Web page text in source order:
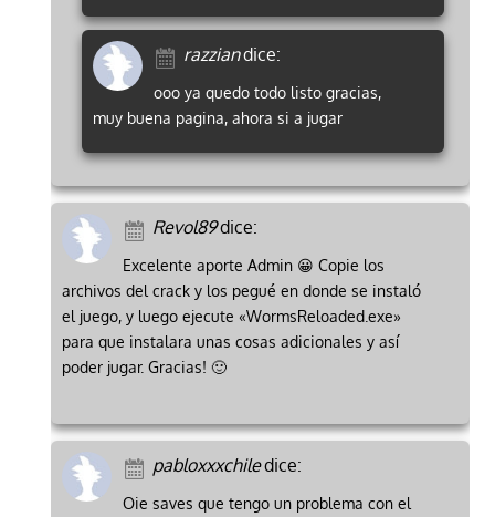
razziandice:
ooo ya quedo todo listo gracias,
muy buena pagina, ahora si a jugar
Revol89dice:
Excelente aporte Admin 😀 Copie los
archivos del crack y los pegué en donde se instaló
el juego, y luego ejecute «WormsReloaded.exe»
para que instalara unas cosas adicionales y así
poder jugar. Gracias! 🙂
pabloxxxchiledice:
Oie saves que tengo un problema con el